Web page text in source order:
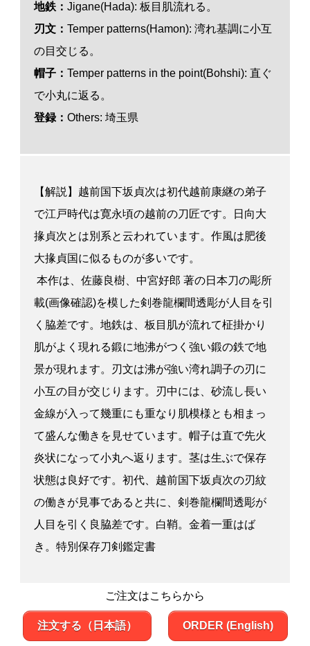
地鉄： Jigane(Hada): 板目肌流れる。
刃文 ： Temper patterns(Hamon): 湾れ基調に小互
の目交じる。
帽子： Temper patterns in the point(Bohshi): 直ぐ
で小丸に返る。
登録： Others: 埼玉県
【解説】越前国下坂貞次は初代越前康継の弟子
で江戸時代は寛永頃の越前の刀匠です。日向大
掾貞次とは別系と云われています。作風は肥後
大掾貞国に似るものが多いです。
本作は、佐藤良樹、中宮好郎 著の日本刀の彫所
載(画像確認)を模した剣巻龍欄間透彫が人目を引
く脇差です。地鉄は、板目肌が流れて柾掛かり
肌がよく現れる鍛に地沸がつく強い鍛の鉄で地
景が現れます。刃文は沸が強い湾れ調子の刃に
小互の目が交じります。刃中には、砂流し長い
金線が入って幾重にも重なり肌模様とも相まっ
て盛んな働きを見せています。帽子は直で先火
炎状になって小丸へ返ります。茎は生ぶで保存
状態は良好です。初代、越前国下坂貞次の刃紋
の働きが見事であると共に、剣巻龍欄間透彫が
人目を引く良脇差です。白鞘。金着一重はば
き。特別保存刀剣鑑定書
ご注文はこちらから
注文する（日本語） ORDER (English)